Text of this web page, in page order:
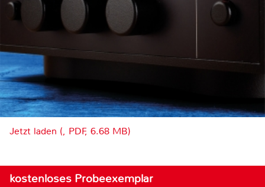
Jetzt laden (, PDF, 6.68 MB)
kostenloses Probeexemplar